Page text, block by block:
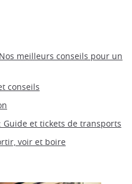
meilleurs conseils pour un
conseils
Guide et tickets de transports
voir et boire